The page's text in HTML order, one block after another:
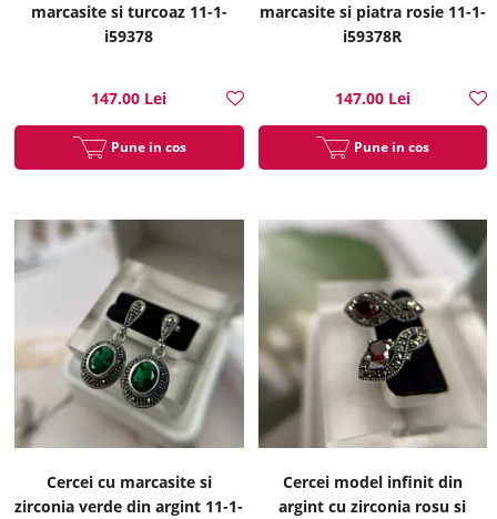
marcasite si turcoaz 11-1-
i59378
147.00 Lei
Pune in cos
marcasite si piatra rosie 11-1-
i59378R
147.00 Lei
Pune in cos
Cercei cu marcasite si
zirconia verde din argint 11-1-
Cercei model infinit din
argint cu zirconia rosu si